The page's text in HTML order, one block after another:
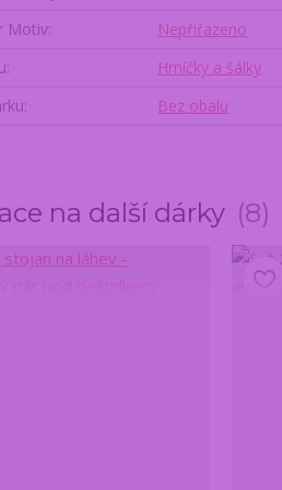
Motiv
Nepřiřazeno
Hrníčky a šálky
Bez obalu
na další dárky 8